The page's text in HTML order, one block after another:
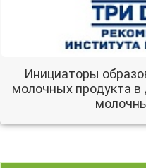
Инициаторы
молочных продукта в